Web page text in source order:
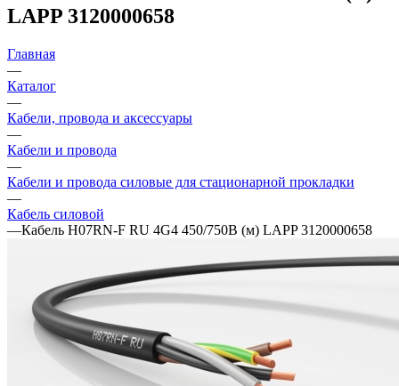
LAPP 3120000658
Главная
—
Каталог
—
Кабели, провода и аксессуары
—
Кабели и провода
—
Кабели и провода силовые для стационарной прокладки
—
Кабель силовой
—Кабель H07RN-F RU 4G4 450/750В (м) LAPP 3120000658